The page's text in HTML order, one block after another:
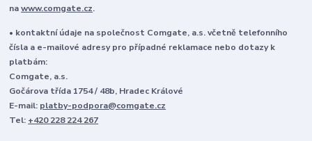
nawww.comgate.cz.
• kontaktní údaje na společnost Comgate, a.s. včetně telefonního
čísla a e-mailové adresy pro případné reklamace nebo dotazy k
platbám:
Comgate, a.s.
Gočárova třída 1754 / 48b, Hradec Králové
E-mail: platby-podpora@comgate.cz
Tel: +420 228 224 267